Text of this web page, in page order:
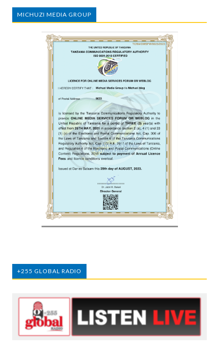
MICHUZI MEDIA GROUP
+255 GLOBAL RADIO